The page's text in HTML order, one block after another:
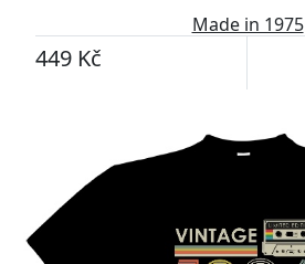
Made in 1975
449 Kč